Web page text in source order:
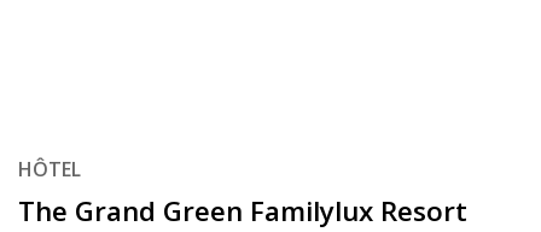
HÔTEL
The Grand Green Familylux Resort